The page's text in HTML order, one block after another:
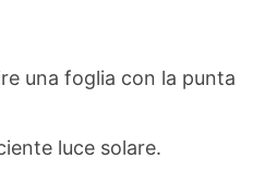
una foglia con la punta
luce solare.